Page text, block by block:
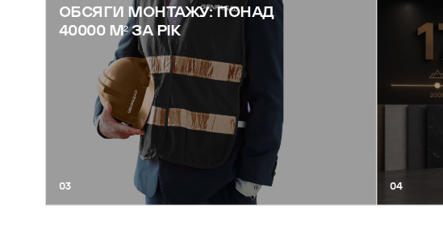
ОБСЯГИ МОНТАЖУ: ПОНАД
40000 М² ЗА РІК
03 04